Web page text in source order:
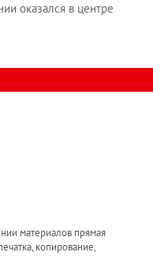
оказался в центре
материалов прямая
копирование,